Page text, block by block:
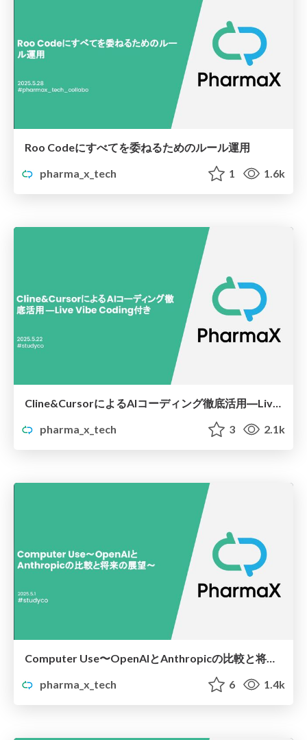
Roo Codeにすべてを委ねるためのルール運用
pharma_x_tech
1 1.6k
pharma_x_tech
3 2.1k
Computer Use〜OpenAIとAnthropicの比較と将来の展望〜
pharma_x_tech
6 1.4k